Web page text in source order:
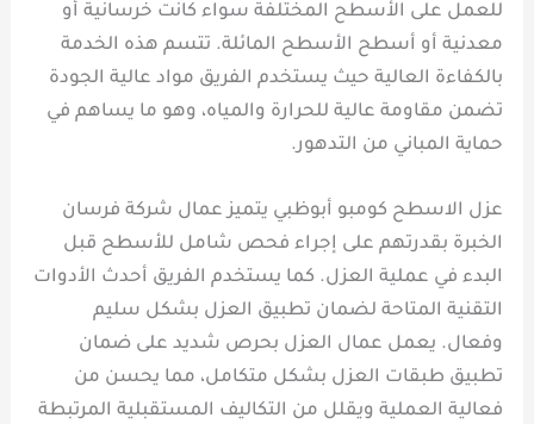
للعمل على الأسطح المختلفة سواء كانت خرسانية أو
معدنية أو أسطح الأسطح المائلة. تتسم هذه الخدمة
بالكفاءة العالية حيث يستخدم الفريق مواد عالية الجودة
تضمن مقاومة عالية للحرارة والمياه، وهو ما يساهم في
حماية المباني من التدهور.
عزل الاسطح كومبو أبوظبي يتميز عمال شركة فرسان
الخبرة بقدرتهم على إجراء فحص شامل للأسطح قبل
البدء في عملية العزل. كما يستخدم الفريق أحدث الأدوات
التقنية المتاحة لضمان تطبيق العزل بشكل سليم
وفعال. يعمل عمال العزل بحرص شديد على ضمان
تطبيق طبقات العزل بشكل متكامل، مما يحسن من
فعالية العملية ويقلل من التكاليف المستقبلية المرتبطة